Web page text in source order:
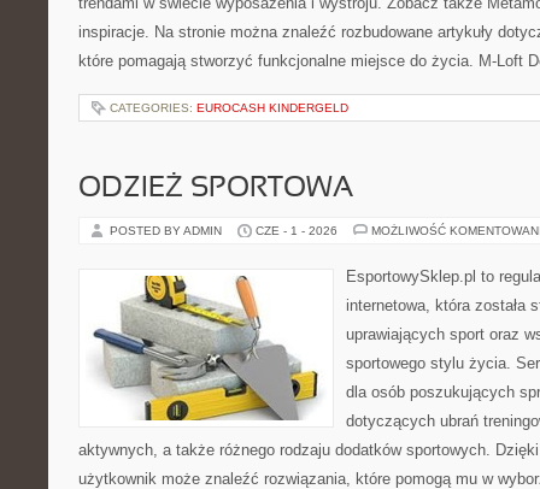
inspiracje. Na stronie można znaleźć rozbudowane artykuły
które pomagają stworzyć funkcjonalne miejsce do życia. M-Loft
CATEGORIES: EUROCASH KINDERGELD
ODZIEŻ SPORTOWA
POSTED BY ADMIN CZE - 1 - 2026 MOŻLIWOŚĆ
EsportowySklep.pl to
internetowa, która została
uprawiających sport oraz
sportowego stylu życia.
dla osób poszukujących
dotyczących ubrań
aktywnych, a także różnego rodzaju dodatków sportowych.
użytkownik może znaleźć rozwiązania, które pomogą mu w